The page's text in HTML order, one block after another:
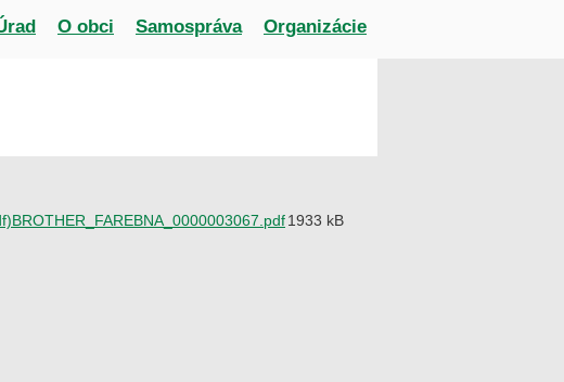
O obci Samospráva Organizácie
BROTHER_FAREBNA_0000003067.pdf1933 kB